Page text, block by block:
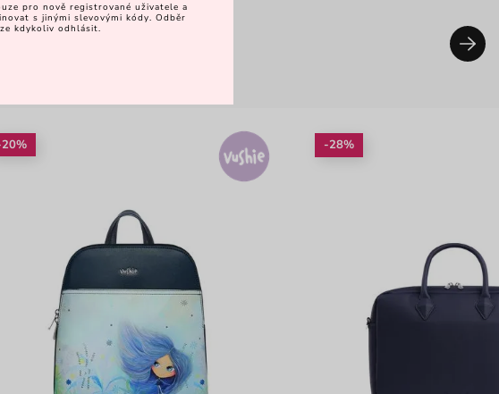
-28%
pro nově registrované uživatele a
s jinými slevovými kódy. Odběr
kdykoliv odhlásit.